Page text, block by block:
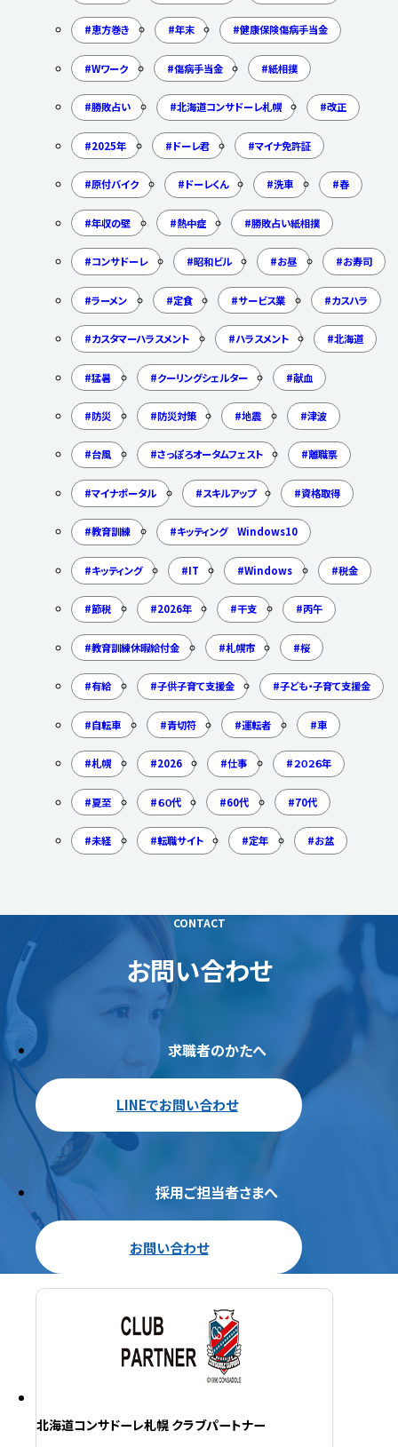
恵方巻き 年末 健康保険傷病手当金
Wワーク 傷病手当金 紙相撲
勝敗占い 北海道コンサドーレ札幌 改正
2025年 ドーレ君 マイナ免許証
原付バイク ドーレくん 洗車 春
年収の壁 熱中症 勝敗占い紙相撲
コンサドーレ 昭和ビル お昼 お寿司
ラーメン 定食 サービス業 カスハラ
カスタマーハラスメント ハラスメント 北海道
猛暑 クーリングシェルター 献血
防災 防災対策 地震 津波
台風 さっぽろオータムフェスト 離職票
マイナポータル スキルアップ 資格取得
教育訓練 キッティング Windows10
キッティング IT Windows 税金
節税 2026年 干支 丙午
教育訓練休暇給付金 札幌市 桜
有給 子供子育て支援金 子ども・子育て支援金
自転車 青切符 運転者 車
札幌 2026 仕事 ２０２６年
夏至 ６０代 60代 70代
未経 転職サイト 定年 お盆
CONTACT
お問い合わせ
求職者のかたへ
LINEでお問い合わせ
採用ご担当者さまへ
お問い合わせ
北海道コンサドーレ札幌 クラブパートナー